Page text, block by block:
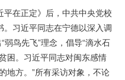
在正定》后，中共中央党校
习近平同志在宁德以深入调
弱鸟先飞”理念，倡导“滴水石
困。习近平同志对闽东感情
地方。”所有采访对象，不论